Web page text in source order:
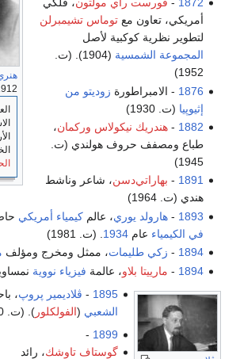
1912).
الاستنباط حتى من
الأرقام والأساليب
الخاطئة. （من كتابه
راي مولتون، فلكي
توماس تشيمبرلن
كوكبية لأصل
(1904). (ت.
زوديتو من
نيكولاس وركمان،
حروف هولندي (ت.
، شاعر وناشط
يوري ، عالمكيمياء أمريكي حاصل علىجائزة نوبل
1934 . (ت. 1981)
طليمات، ممثل ومخرج ومؤلفمصري. (ت. 1982)
بلاو، عالمة فيزياء نوويةنمساوية. (ت. 1970)
1895
-ڤلاديمير پروپ، باحث روسي فيالفن
الشعبي(الفولكلور ). (ت. 1970)
1899
-
گوستاف تاوشك ، رائد